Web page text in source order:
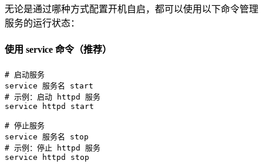
无论是通过哪种方式配置开机自启，都可以使用以下命令管理
服务的运行状态：
使用 service 命令（推荐）
# 启动服务
# 示例：启动 httpd 服务
service httpd start
# 停止服务
# 示例：停止 httpd 服务
service httpd stop